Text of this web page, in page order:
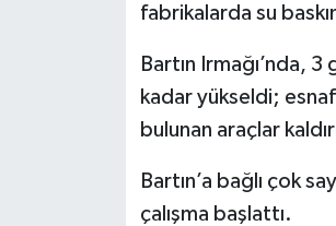
fabrikalarda su
Bartın Irmağı’nda,
kadar yükseldi;
bulunan araçlar
Bartın’a bağlı çok
çalışma başlattı.